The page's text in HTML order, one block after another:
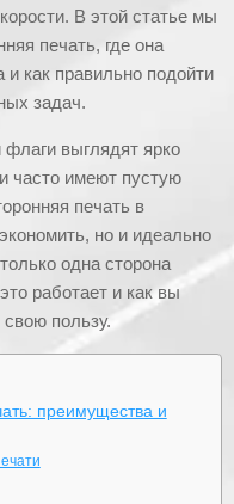
В этой статье мы
печать, где она
и как правильно подойти
задач.
выглядят ярко
часто имеют пустую
печать в
но и идеально
одна сторона
работает и как вы
пользу.
преимущества и